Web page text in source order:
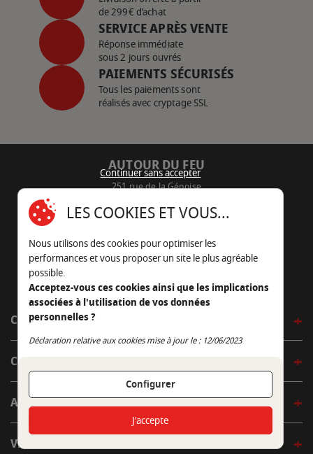
de 299€ d’achat
SERVICE APRÈS VENTE
Réponse immédiate
sous 2 jours ouvrés
PAIEMENTS SÉCURISÉS
Tous les paiements sont
réalisés avec cryptage SSL
AUTOUR DU FEU
251 rue de la Génoise
05 45 22 98 09
Nous envoyer un e-mail
CÔTÉ OUTDOOR
CÔTÉ INDOOR
AUTOUR DE LA TABLE
VENIR EN BOUTIQUE
Continuer sans accepter
LES COOKIES ET VOUS...
Nous utilisons des cookies pour optimiser les
performances et vous proposer un site le plus agréable
possible.
Acceptez-vous ces cookies ainsi que les implications
associées à l'utilisation de vos données
personnelles ?
Déclaration relative aux cookies mise à jour le : 12/06/2023
Configurer
Continuer sans accepter
J'accepte